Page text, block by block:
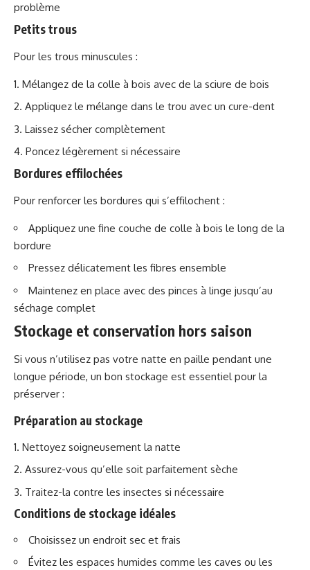
problème
Petits trous
Pour les trous minuscules :
Mélangez de la colle à bois avec de la sciure de bois
Appliquez le mélange dans le trou avec un cure-dent
Laissez sécher complètement
Poncez légèrement si nécessaire
Bordures effilochées
Pour renforcer les bordures qui s’effilochent :
Appliquez une fine couche de colle à bois le long de la
bordure
Pressez délicatement les fibres ensemble
Maintenez en place avec des pinces à linge jusqu’au
séchage complet
Stockage et conservation hors saison
Si vous n’utilisez pas votre natte en paille pendant une
longue période, un bon stockage est essentiel pour la
préserver :
Préparation au stockage
Nettoyez soigneusement la natte
Assurez-vous qu’elle soit parfaitement sèche
Traitez-la contre les insectes si nécessaire
Conditions de stockage idéales
Choisissez un endroit sec et frais
Évitez les espaces humides comme les caves ou les